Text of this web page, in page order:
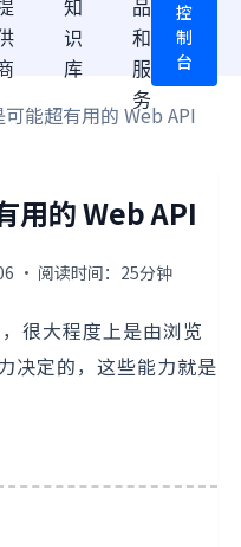
知
识
库
品
和
服
务
控
制
台
能超有用的 Web API
用的 Web API
· 阅读时间：25分钟
很大程度上是由浏览
决定的，这些能力就是